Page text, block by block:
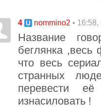
4 nommino2 •
Название
беглянка
что весь
странных
перевести
изнасиловать !